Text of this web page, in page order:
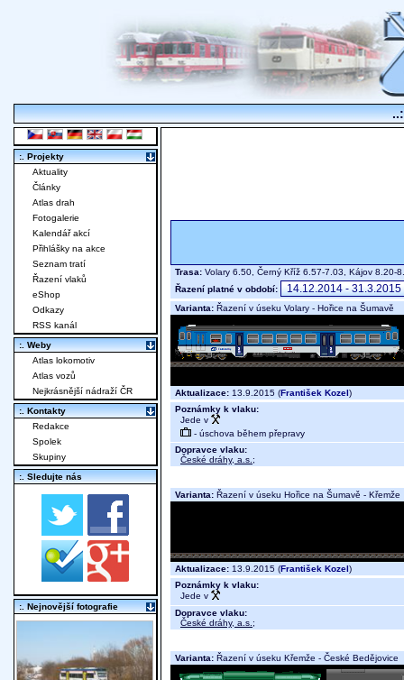
Trasa: Volary 6.50, Černý Kříž 6.57-7.03, Kájov
Řazení platné v období:
Varianta: Řazení v úseku Volary - Hořice na Šumavě
Aktualizace: 13.9.2015 (František Kozel)
Poznámky k vlaku:
Jede v
- úschova během přepravy
Dopravce vlaku:
České dráhy, a.s. ;
Varianta: Řazení v úseku Hořice na Šumavě - Křemže
Aktualizace: 13.9.2015 (František Kozel)
Poznámky k vlaku:
Jede v
Dopravce vlaku:
České dráhy, a.s. ;
Varianta: Řazení v úseku Křemže - České Bedějovice
:. Projekty
Aktuality
Články
Atlas drah
Fotogalerie
Kalendář akcí
Přihlášky na akce
Seznam tratí
Řazení vlaků
eShop
Odkazy
RSS kanál
:. Weby
Atlas lokomotiv
Atlas vozů
Nejkrásnější nádraží ČR
:. Kontakty
Redakce
Spolek
Skupiny
:. Sledujte nás
:. Nejnovější fotografie